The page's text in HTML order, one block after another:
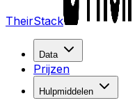
TheirStack
Data
Prijzen
Hulpmiddelen